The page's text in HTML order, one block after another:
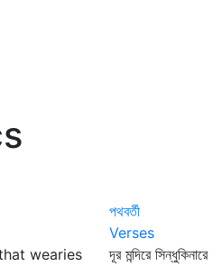
wearies
পথবর্তী
Verses
দূর মন্দিরে সিন্ধুকিনারে